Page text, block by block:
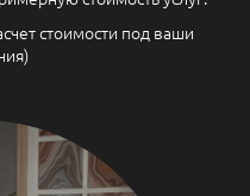
стоимости под ваши